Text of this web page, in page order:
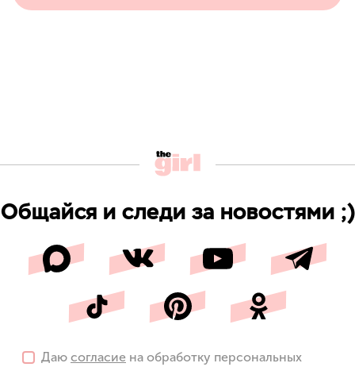
Общайся и следи за новостями ;)
Даю согласие на обработку персональных